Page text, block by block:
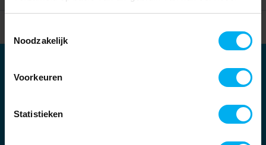
Noodzakelijk
Voorkeuren
Statistieken
Partners